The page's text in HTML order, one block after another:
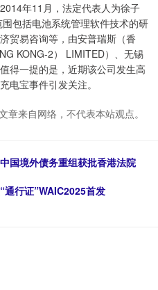
年11月，法定代表人为徐子
包括电池系统管理软件技术的研
贸易咨询等，由安普瑞斯（香
KONG-2） LIMITED）、无锡
得一提的是，近期该公司发生高
电宝事件引发关注。
章来自网络，不代表本站观点。
国境外债务重组获批香港法院
通行证”WAIC2025首发